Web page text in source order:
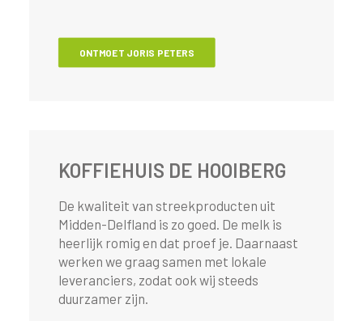
ONTMOET JORIS PETERS
KOFFIEHUIS DE HOOIBERG
De kwaliteit van streekproducten uit
Midden-Delfland is zo goed. De melk is
heerlijk romig en dat proef je. Daarnaast
werken we graag samen met lokale
leveranciers, zodat ook wij steeds
duurzamer zijn.